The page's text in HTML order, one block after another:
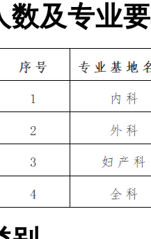
数及专业